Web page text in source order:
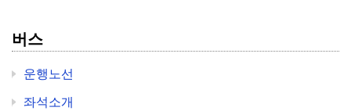
버스
운행노선
좌석소개